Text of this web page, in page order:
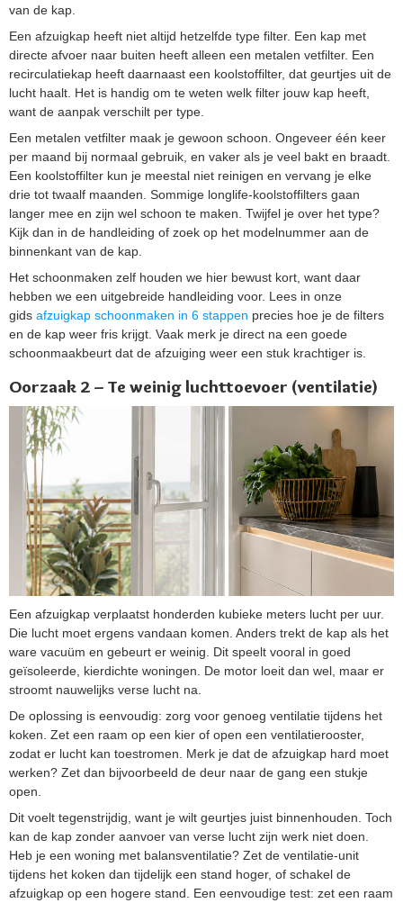
van de kap.
Een afzuigkap heeft niet altijd hetzelfde type filter. Een kap met
directe afvoer naar buiten heeft alleen een metalen vetfilter. Een
recirculatiekap heeft daarnaast een koolstoffilter, dat geurtjes uit de
lucht haalt. Het is handig om te weten welk filter jouw kap heeft,
want de aanpak verschilt per type.
Een metalen vetfilter maak je gewoon schoon. Ongeveer één keer
per maand bij normaal gebruik, en vaker als je veel bakt en braadt.
Een koolstoffilter kun je meestal niet reinigen en vervang je elke
drie tot twaalf maanden. Sommige longlife-koolstoffilters gaan
langer mee en zijn wel schoon te maken. Twijfel je over het type?
Kijk dan in de handleiding of zoek op het modelnummer aan de
binnenkant van de kap.
Het schoonmaken zelf houden we hier bewust kort, want daar
hebben we een uitgebreide handleiding voor. Lees in onze
gids afzuigkap schoonmaken in 6 stappen precies hoe je de filters
en de kap weer fris krijgt. Vaak merk je direct na een goede
schoonmaakbeurt dat de afzuiging weer een stuk krachtiger is.
Oorzaak 2 – Te weinig luchttoevoer (ventilatie)
Een afzuigkap verplaatst honderden kubieke meters lucht per uur.
Die lucht moet ergens vandaan komen. Anders trekt de kap als het
ware vacuüm en gebeurt er weinig. Dit speelt vooral in goed
geïsoleerde, kierdichte woningen. De motor loeit dan wel, maar er
stroomt nauwelijks verse lucht na.
De oplossing is eenvoudig: zorg voor genoeg ventilatie tijdens het
koken. Zet een raam op een kier of open een ventilatierooster,
zodat er lucht kan toestromen. Merk je dat de afzuigkap hard moet
werken? Zet dan bijvoorbeeld de deur naar de gang een stukje
open.
Dit voelt tegenstrijdig, want je wilt geurtjes juist binnenhouden. Toch
kan de kap zonder aanvoer van verse lucht zijn werk niet doen.
Heb je een woning met balansventilatie? Zet de ventilatie-unit
tijdens het koken dan tijdelijk een stand hoger, of schakel de
afzuigkap op een hogere stand. Een eenvoudige test: zet een raam